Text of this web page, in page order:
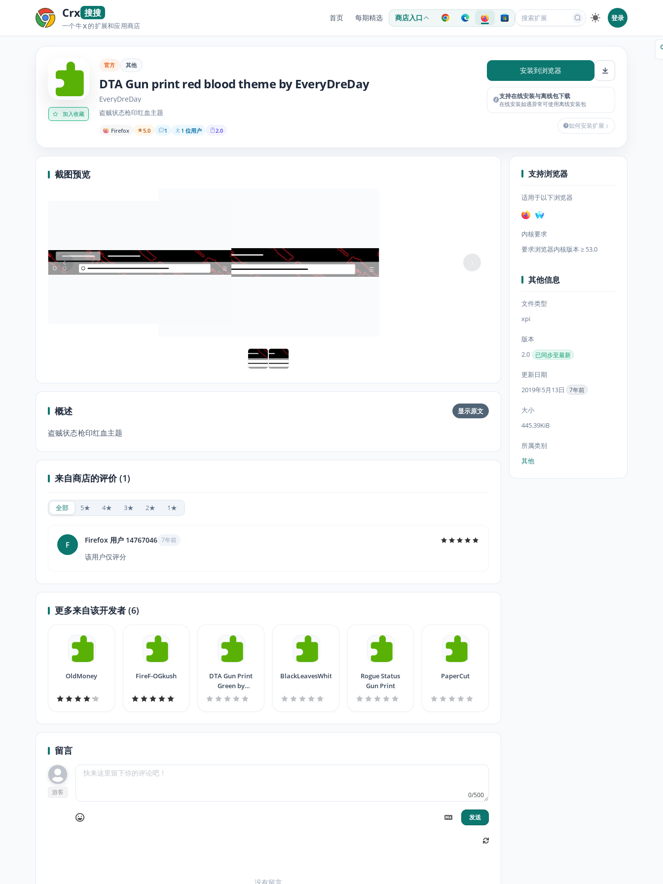
Crx 搜搜
一个牛X的扩展和应用商店
首页 每期精选 商店入口 登录
加入收藏
官方 其他
DTA Gun print red blood theme by EveryDreDay
EveryDreDay
盗贼状态枪印红血主题
Firefox 5.0 1 1 位用户 2.0
安装到浏览器
支持在线安装与离线包下载
在线安装如遇异常可使用离线安装包
如何安装扩展
截图预览
概述 显示原文
盗贼状态枪印红血主题
来自商店的评价 (1)
全部 5★ 4★ 3★ 2★ 1★
F Firefox 用户 14767046 7年前
该用户仅评分
更多来自该开发者 (6)
OldMoney FireF-OGkush
DTA Gun Print
Green by
EveryDreDay
BlackLeavesWhiteSmoke
Rogue Status
Gun Print
PaperCut
留言
游客 0/500
发送
没有留言
支持浏览器
适用于以下浏览器
内核要求
要求浏览器内核版本 ≥ 53.0
其他信息
文件类型
xpi
版本
2.0
已同步至最新
更新日期
2019年5月13日
7年前
大小
445.39KiB
所属类别
其他